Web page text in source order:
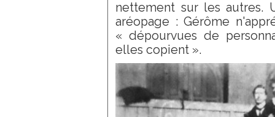
nettement sur les autres.
aréopage : Gérôme
« dépourvues de
elles copient ».